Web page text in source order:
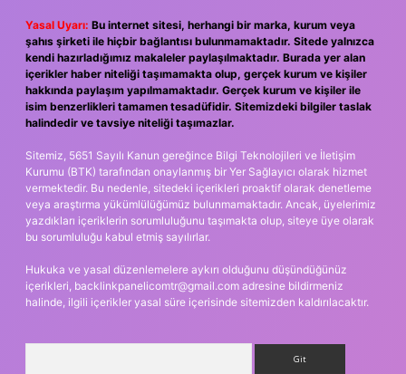
Yasal Uyarı: Bu internet sitesi, herhangi bir marka, kurum veya
şahıs şirketi ile hiçbir bağlantısı bulunmamaktadır. Sitede yalnızca
kendi hazırladığımız makaleler paylaşılmaktadır. Burada yer alan
içerikler haber niteliği taşımamakta olup, gerçek kurum ve kişiler
hakkında paylaşım yapılmamaktadır. Gerçek kurum ve kişiler ile
isim benzerlikleri tamamen tesadüfidir. Sitemizdeki bilgiler taslak
halindedir ve tavsiye niteliği taşımazlar.
Sitemiz, 5651 Sayılı Kanun gereğince Bilgi Teknolojileri ve İletişim
Kurumu (BTK) tarafından onaylanmış bir Yer Sağlayıcı olarak hizmet
vermektedir. Bu nedenle, sitedeki içerikleri proaktif olarak denetleme
veya araştırma yükümlülüğümüz bulunmamaktadır. Ancak, üyelerimiz
yazdıkları içeriklerin sorumluluğunu taşımakta olup, siteye üye olarak
bu sorumluluğu kabul etmiş sayılırlar.
Hukuka ve yasal düzenlemelere aykırı olduğunu düşündüğünüz
içerikleri, backlinkpanelicomtr@gmail.com adresine bildirmeniz
halinde, ilgili içerikler yasal süre içerisinde sitemizden kaldırılacaktır.